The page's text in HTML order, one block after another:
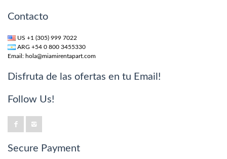
Contacto
US +1 (305) 999 7022
ARG +54 0 800 3455330
Email: hola@miamirentapart.com
Disfruta de las ofertas en tu Email!
Follow Us!
Secure Payment